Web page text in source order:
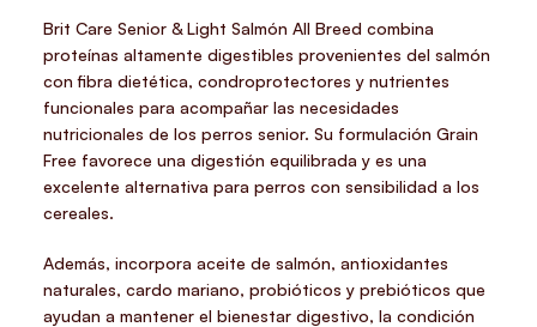
Brit Care Senior & Light Salmón All Breed combina
proteínas altamente digestibles provenientes del salmón
con fibra dietética, condroprotectores y nutrientes
funcionales para acompañar las necesidades
nutricionales de los perros senior. Su formulación Grain
Free favorece una digestión equilibrada y es una
excelente alternativa para perros con sensibilidad a los
cereales.
Además, incorpora aceite de salmón, antioxidantes
naturales, cardo mariano, probióticos y prebióticos que
ayudan a mantener el bienestar digestivo, la condición